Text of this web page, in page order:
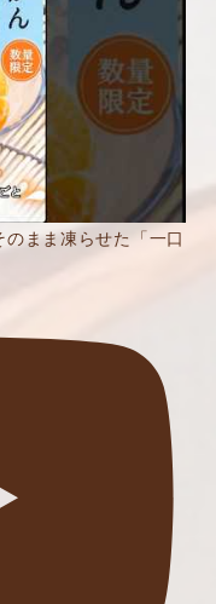
まま凍らせた「一口